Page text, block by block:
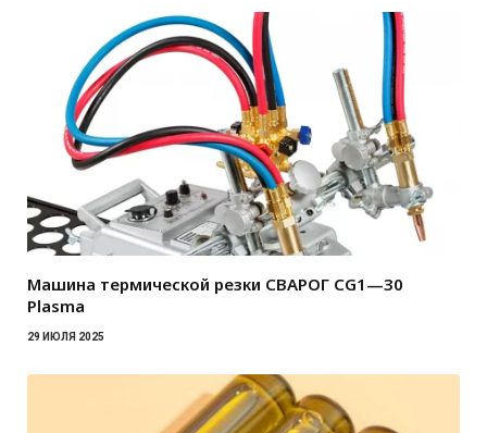
Машина термической резки СВАРОГ CG1—30
Plasma
29 ИЮЛЯ 2025